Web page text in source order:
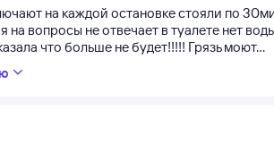
на каждой остановке стояли по
на вопросы не отвечает в туалете нет
что больше не будет!!!!! Грязь моют...